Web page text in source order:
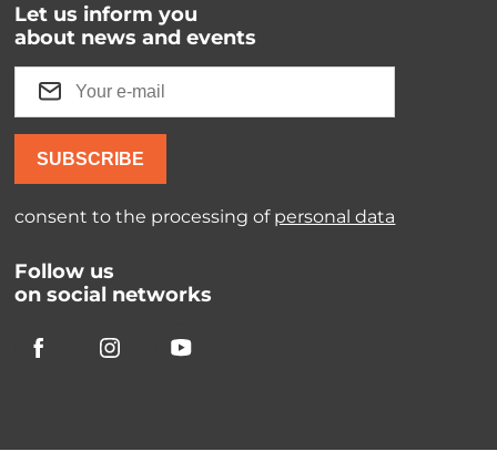
Let us inform you
about news and events
SUBSCRIBE
consent to the processing of personal data
Follow us
on social networks